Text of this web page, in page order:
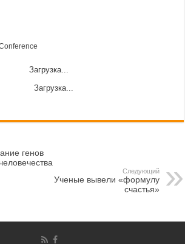
Загрузка...
Загрузка...
генов
Следующий
Ученые вывели «формулу
счастья»